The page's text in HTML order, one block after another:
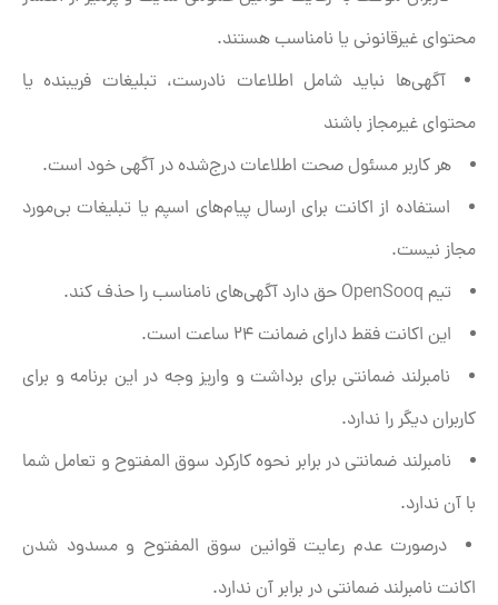
محتوای غیرقانونی یا نامناسب هستند.
آگهی‌ها نباید شامل اطلاعات نادرست، تبلیغات فریبنده یا
محتوای غیرمجاز باشند
هر کاربر مسئول صحت اطلاعات درج‌شده در آگهی خود است.
استفاده از اکانت برای ارسال پیام‌های اسپم یا تبلیغات بی‌مورد
مجاز نیست.
تیم OpenSooq حق دارد آگهی‌های نامناسب را حذف کند.
این اکانت فقط دارای ضمانت 24 ساعت است.
نامبرلند ضمانتی برای برداشت و واریز وجه در این برنامه و برای
کاربران دیگر را ندارد.
نامبرلند ضمانتی در برابر نحوه کارکرد سوق المفتوح و تعامل شما
با آن ندارد.
درصورت عدم رعایت قوانین سوق المفتوح و مسدود شدن
اکانت نامبرلند ضمانتی در برابر آن ندارد.